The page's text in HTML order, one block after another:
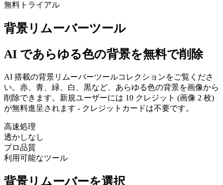
無料トライアル
背景リムーバーツール
AI であらゆる色の背景を無料で削除
AI 搭載の背景リムーバーツールコレクションをご覧くださ
い。赤、青、緑、白、黒など、あらゆる色の背景を画像から
削除できます。新規ユーザーには 10 クレジット (画像 2 枚)
が無料進呈されます - クレジットカードは不要です。
高速処理
透かしなし
プロ品質
利用可能なツール
背景リムーバーを選択